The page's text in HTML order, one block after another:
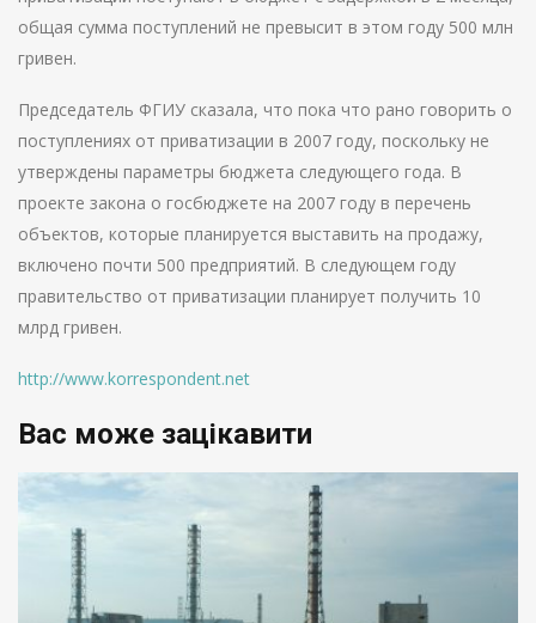
общая сумма поступлений не превысит в этом году 500 млн
гривен.
Председатель ФГИУ сказала, что пока что рано говорить о
поступлениях от приватизации в 2007 году, поскольку не
утверждены параметры бюджета следующего года. В
проекте закона о госбюджете на 2007 году в перечень
объектов, которые планируется выставить на продажу,
включено почти 500 предприятий. В следующем году
правительство от приватизации планирует получить 10
млрд гривен.
http://www.korrespondent.net
Вас може зацікавити